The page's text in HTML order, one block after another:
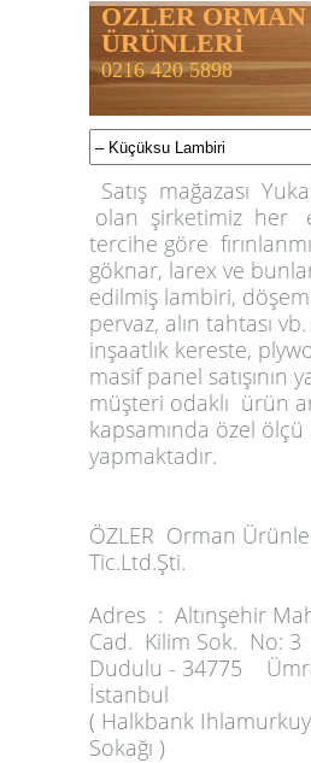
ÖZLER ORMAN
ÜRÜNLERİ
0216 420 5898
Satış mağazası
olan şirketimiz her
tercihe göre
göknar, larex ve
edilmiş lambiri,
pervaz, alın tahtası
inşaatlık kereste,
masif panel satışının
müşteri odaklı ürün
kapsamında özel
yapmaktadır.
ÖZLER Orman
Tic.Ltd.Şti.
Adres : Altınşehir
Cad. Kilim Sok. No:
Dudulu - 34775
İstanbul
( Halkbank
Sokağı )